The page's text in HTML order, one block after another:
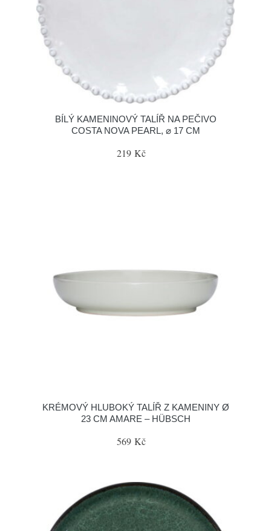
BÍLÝ KAMENINOVÝ TALÍŘ NA PEČIVO
COSTA NOVA PEARL, ⌀ 17 CM
219 Kč
KRÉMOVÝ HLUBOKÝ TALÍŘ Z KAMENINY Ø
23 CM AMARE – HÜBSCH
569 Kč